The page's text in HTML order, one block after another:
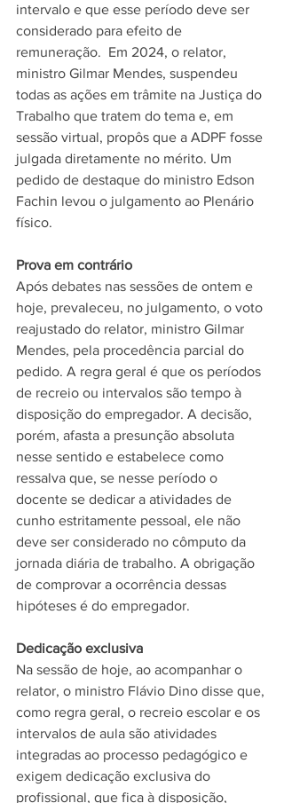
intervalo e que esse período deve ser
considerado para efeito de
remuneração.  Em 2024, o relator,
ministro Gilmar Mendes, suspendeu
todas as ações em trâmite na Justiça do
Trabalho que tratem do tema e, em
sessão virtual, propôs que a ADPF fosse
julgada diretamente no mérito. Um
pedido de destaque do ministro Edson
Fachin levou o julgamento ao Plenário
físico.
Prova em contrário
Após debates nas sessões de ontem e
hoje, prevaleceu, no julgamento, o voto
reajustado do relator, ministro Gilmar
Mendes, pela procedência parcial do
pedido. A regra geral é que os períodos
de recreio ou intervalos são tempo à
disposição do empregador. A decisão,
porém, afasta a presunção absoluta
nesse sentido e estabelece como
ressalva que, se nesse período o
docente se dedicar a atividades de
cunho estritamente pessoal, ele não
deve ser considerado no cômputo da
jornada diária de trabalho. A obrigação
de comprovar a ocorrência dessas
hipóteses é do empregador.
Dedicação exclusiva
Na sessão de hoje, ao acompanhar o
relator, o ministro Flávio Dino disse que,
como regra geral, o recreio escolar e os
intervalos de aula são atividades
integradas ao processo pedagógico e
exigem dedicação exclusiva do
profissional, que fica à disposição,